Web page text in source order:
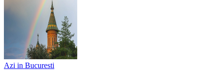
Azi in Bucuresti